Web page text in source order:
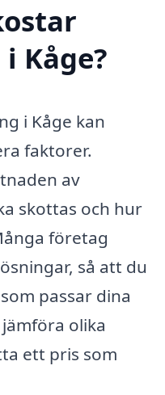
Kåge?
i Kåge kan
faktorer.
av
skottas och hur
företag
så att du
passar dina
olika
ett pris som